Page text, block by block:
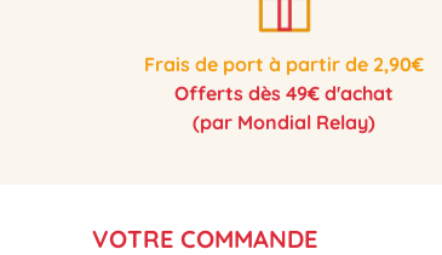
Frais de port à partir de 2,90€
Offerts dès 49€ d'achat
(par Mondial Relay)
VOTRE COMMANDE